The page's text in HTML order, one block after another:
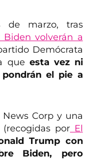
de marzo, tras
Biden volverán a
Demócrata
que esta vez ni
el pie a
Corp y una
por El
Trump con
Biden, pero